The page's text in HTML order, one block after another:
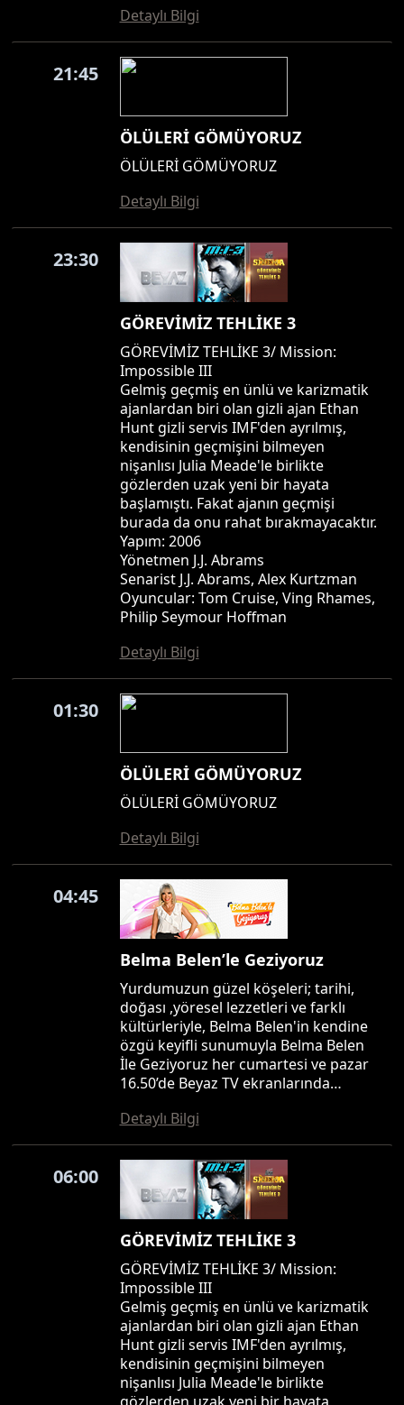
Detaylı Bilgi
21:45
ÖLÜLERİ GÖMÜYORUZ
ÖLÜLERİ GÖMÜYORUZ
Detaylı Bilgi
23:30
GÖREVİMİZ TEHLİKE 3
GÖREVİMİZ TEHLİKE 3/ Mission:
Impossible III
Gelmiş geçmiş en ünlü ve karizmatik
ajanlardan biri olan gizli ajan Ethan
Hunt gizli servis IMF'den ayrılmış,
kendisinin geçmişini bilmeyen
nişanlısı Julia Meade'le birlikte
gözlerden uzak yeni bir hayata
başlamıştı. Fakat ajanın geçmişi
burada da onu rahat bırakmayacaktır.
Yapım: 2006
Yönetmen J.J. Abrams
Senarist J.J. Abrams, Alex Kurtzman
Oyuncular: Tom Cruise, Ving Rhames,
Philip Seymour Hoffman
Detaylı Bilgi
01:30
ÖLÜLERİ GÖMÜYORUZ
ÖLÜLERİ GÖMÜYORUZ
Detaylı Bilgi
04:45
Belma Belen’le Geziyoruz
Yurdumuzun güzel köşeleri; tarihi,
doğası ,yöresel lezzetleri ve farklı
kültürleriyle, Belma Belen'in kendine
özgü keyifli sunumuyla Belma Belen
İle Geziyoruz her cumartesi ve pazar
16.50’de Beyaz TV ekranlarında…
Detaylı Bilgi
06:00
GÖREVİMİZ TEHLİKE 3
GÖREVİMİZ TEHLİKE 3/ Mission:
Impossible III
Gelmiş geçmiş en ünlü ve karizmatik
ajanlardan biri olan gizli ajan Ethan
Hunt gizli servis IMF'den ayrılmış,
kendisinin geçmişini bilmeyen
nişanlısı Julia Meade'le birlikte